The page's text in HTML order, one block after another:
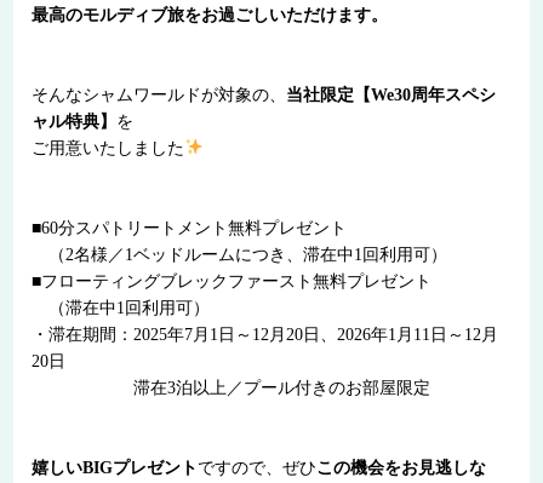
最高のモルディブ旅をお過ごしいただけます。
そんなシャムワールドが対象の、 当社限定【We30周年スペシ
ャル特典】 を
ご用意いたしました
■60分スパトリートメント無料プレゼント
（2名様／1ベッドルームにつき、滞在中1回利用可）
■フローティングブレックファースト無料プレゼント
（滞在中1回利用可）
・滞在期間：2025年7月1日～12月20日、2026年1月11日～12月
20日
滞在3泊以上／プール付きのお部屋限定
嬉しいBIGプレゼント ですので、ぜひこの機会をお見逃しな